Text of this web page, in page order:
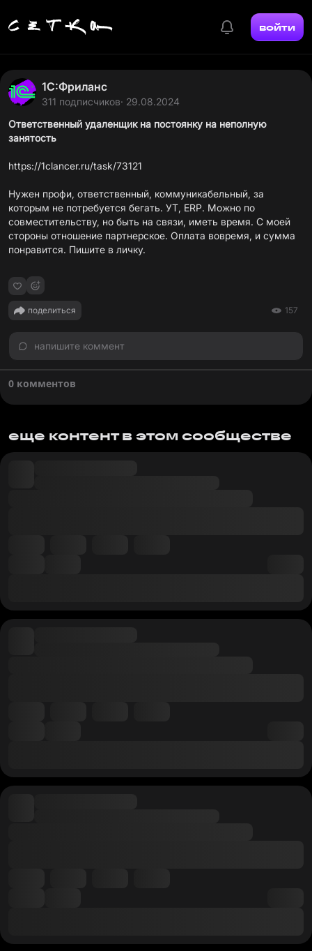
войти
1С:Фриланс
311 подписчиков· 29.08.2024
Ответственный удаленщик на постоянку на неполную
занятость
https://1clancer.ru/task/73121
Нужен профи, ответственный, коммуникабельный, за
которым не потребуется бегать. УТ, ERP. Можно по
совместительству, но быть на связи, иметь время. С моей
стороны отношение партнерское. Оплата вовремя, и сумма
понравится. Пишите в личку.
поделиться 157
напишите коммент
0 комментов
еще контент в этом сообществе